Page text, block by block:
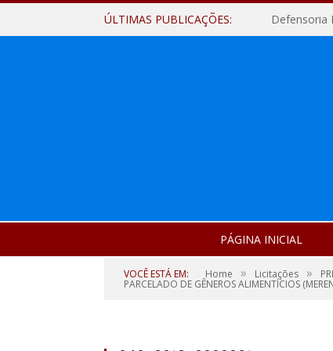
ÚLTIMAS PUBLICAÇÕES: Defensoria
PÁGINA INICIAL
VOCÊ ESTÁ EM: Home » Licitações »
PARCELADO DE GÊNEROS ALIMENTÍCIOS